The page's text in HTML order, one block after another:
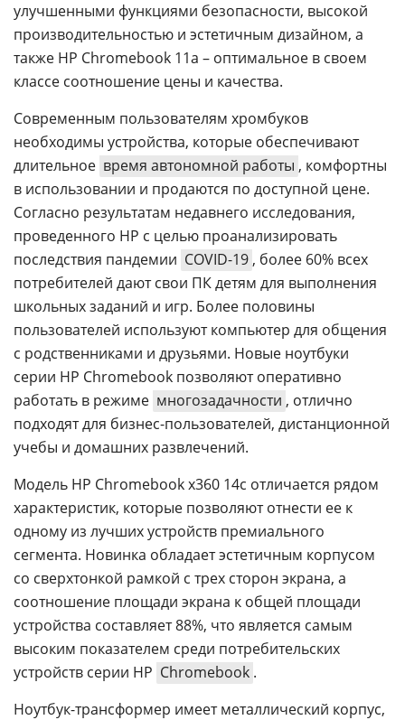
улучшенными функциями безопасности, высокой
производительностью и эстетичным дизайном, а
также HP Chromebook 11a – оптимальное в своем
классе соотношение цены и качества.
Современным пользователям хромбуков
необходимы устройства, которые обеспечивают
длительное время автономной работы , комфортны
в использовании и продаются по доступной цене.
Согласно результатам недавнего исследования,
проведенного HP с целью проанализировать
последствия пандемии COVID-19 , более 60% всех
потребителей дают свои ПК детям для выполнения
школьных заданий и игр. Более половины
пользователей используют компьютер для общения
с родственниками и друзьями. Новые ноутбуки
серии HP Chromebook позволяют оперативно
работать в режиме многозадачности , отлично
подходят для бизнес-пользователей, дистанционной
учебы и домашних развлечений.
Модель HP Chromebook x360 14c отличается рядом
характеристик, которые позволяют отнести ее к
одному из лучших устройств премиального
сегмента. Новинка обладает эстетичным корпусом
со сверхтонкой рамкой с трех сторон экрана, а
соотношение площади экрана к общей площади
устройства составляет 88%, что является самым
высоким показателем среди потребительских
устройств серии HP Chromebook .
Ноутбук-трансформер имеет металлический корпус,